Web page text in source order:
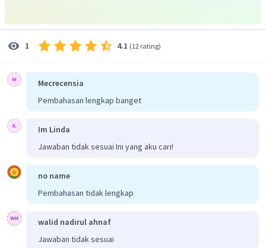
1 4.1 (12 rating)
Mecrecensia
Pembahasan lengkap banget
Im Linda
Jawaban tidak sesuai Ini yang aku cari!
no name
Pembahasan tidak lengkap
walid nadirul ahnaf
Jawaban tidak sesuai